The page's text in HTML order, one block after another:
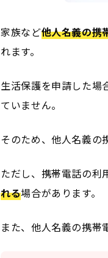
家族など他人名義の携
れます。
生活保護を申請した場
ていません。
そのため、他人名義の
ただし、携帯電話の利
れる場合があります。
また、他人名義の携帯